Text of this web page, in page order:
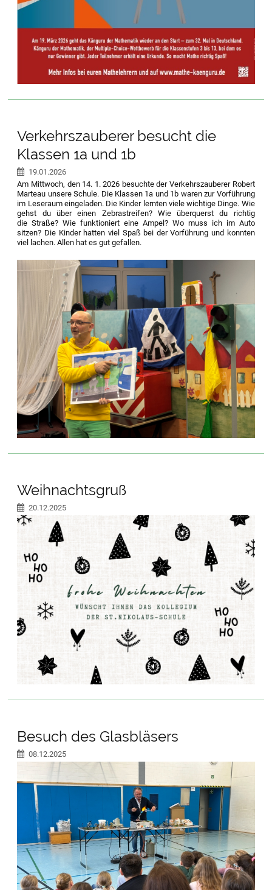
Verkehrszauberer besucht die
Klassen 1a und 1b
19.01.2026
Am Mittwoch, den 14. 1. 2026 besuchte der Verkehrszauberer Robert
Marteau unsere Schule. Die Klassen 1a und 1b waren zur Vorführung
im Leseraum eingeladen. Die Kinder lernten viele wichtige Dinge. Wie
gehst du über einen Zebrastreifen? Wie überquerst du richtig
die Straße? Wie funktioniert eine Ampel? Wo muss ich im Auto
sitzen? Die Kinder hatten viel Spaß bei der Vorführung und konnten
viel lachen. Allen hat es gut gefallen.
Weihnachtsgruß
20.12.2025
Besuch des Glasbläsers
08.12.2025